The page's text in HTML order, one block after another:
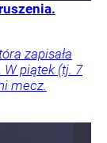
zapisała
piątek (tj. 7
mecz.